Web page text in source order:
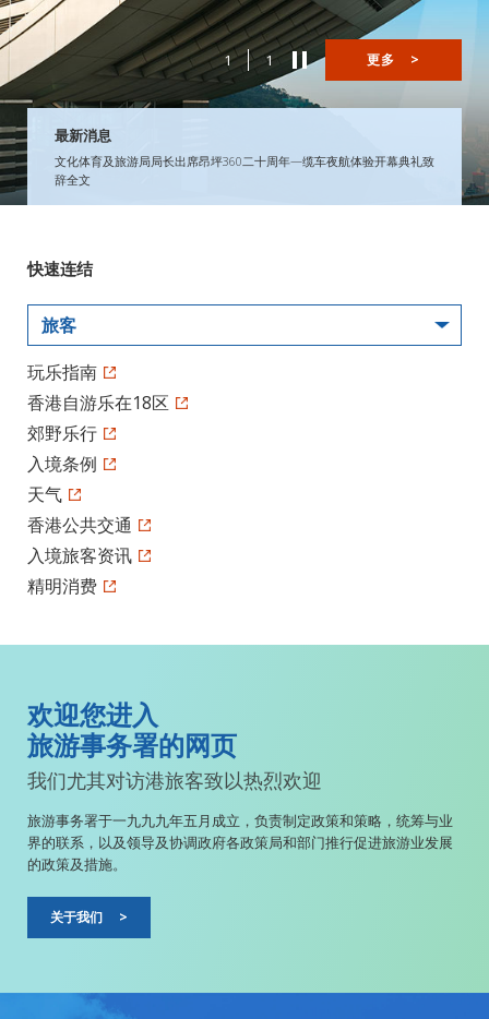
1 1 更多 >
最新消息
文化体育及旅游局局长出席昂坪360二十周年—缆车夜航体验开幕典礼致
辞全文
快速连结
旅客
玩乐指南
香港自游乐在18区
郊野乐行
入境条例
天气
香港公共交通
入境旅客资讯
精明消费
欢迎您进入
旅游事务署的网页
我们尤其对访港旅客致以热烈欢迎
旅游事务署于一九九九年五月成立，负责制定政策和策略，统筹与业
界的联系，以及领导及协调政府各政策局和部门推行促进旅游业发展
的政策及措施。
关于我们 >